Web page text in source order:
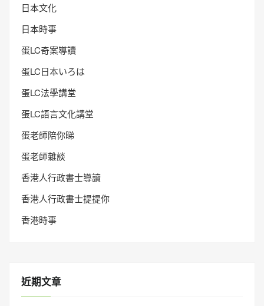
日本文化
日本時事
蛋LC奇案導讀
蛋LC日本いろは
蛋LC法學講堂
蛋LC語言文化講堂
蛋老師陪你睇
蛋老師雜談
香港人行政書士導讀
香港人行政書士提提你
香港時事
近期文章